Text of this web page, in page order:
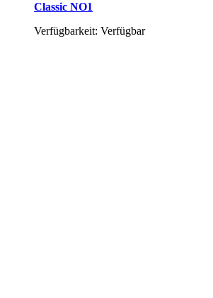
Classic NO1
Verfügbarkeit: Verfügbar